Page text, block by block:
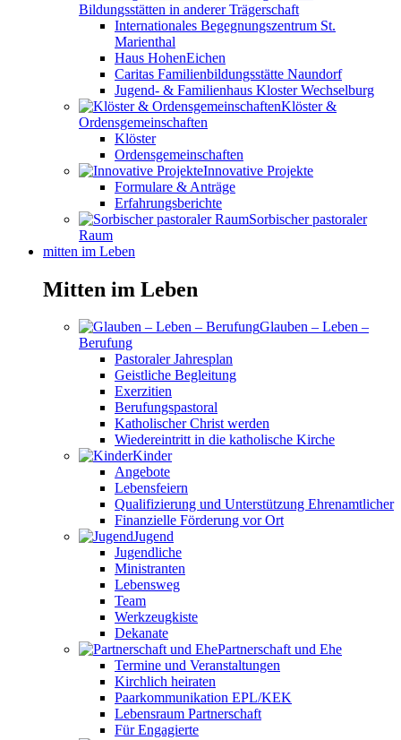
Bildungsstätten in anderer Trägerschaft
Internationales Begegnungszentrum St.
Marienthal
Haus HohenEichen
Caritas Familienbildungsstätte Naundorf
Jugend- & Familienhaus Kloster Wechselburg
Klöster &
Ordensgemeinschaften
Klöster
Ordensgemeinschaften
Innovative Projekte
Formulare & Anträge
Erfahrungsberichte
Sorbischer pastoraler
Raum
mitten im Leben
Mitten im Leben
Glauben – Leben –
Berufung
Pastoraler Jahresplan
Geistliche Begleitung
Exerzitien
Berufungspastoral
Katholischer Christ werden
Wiedereintritt in die katholische Kirche
Kinder
Angebote
Lebensfeiern
Qualifizierung und Unterstützung Ehrenamtlicher
Finanzielle Förderung vor Ort
Jugend
Jugendliche
Ministranten
Lebensweg
Team
Werkzeugkiste
Dekanate
Partnerschaft und Ehe
Termine und Veranstaltungen
Kirchlich heiraten
Paarkommunikation EPL/KEK
Lebensraum Partnerschaft
Für Engagierte